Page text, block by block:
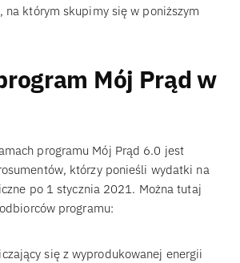
na którym skupimy się w poniższym
Mój Prąd w
programu Mój Prąd 6.0 jest
którzy ponieśli wydatki na
po 1 stycznia 2021. Można tutaj
programu:
się z wyprodukowanej energii